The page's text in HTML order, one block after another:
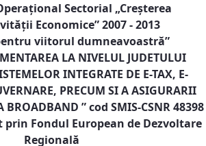
Sectorial „Creşterea
Economice” 2007 - 2013
viitorul dumneavoastră”
LA NIVELUL JUDETULUI
INTEGRATE DE E-TAX, E-
PRECUM SI A ASIGURARII
BROADBAND ” cod SMIS-CSNR 48398
Fondul European de Dezvoltare
Regională